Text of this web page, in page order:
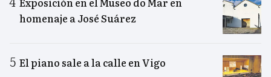
homenaje a José Suárez
El piano sale a la calle en Vigo